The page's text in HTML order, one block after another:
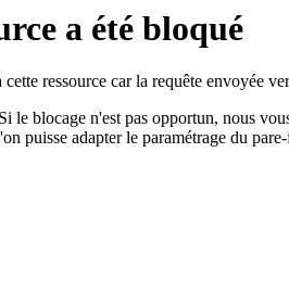
a été bloqué
ressource car la requête envoyée
le blocage n'est pas opportun, nous
puisse adapter le paramétrage du